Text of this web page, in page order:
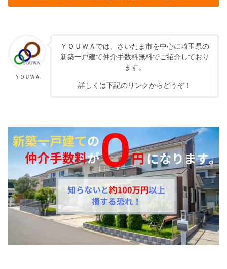
ＹＯＵＷＡ
ＹＯＵＷＡでは、さいたま市を中心に埼玉県の
新築一戸建て仲介手数料無料でご紹介しており
ます。
詳しくは下記のリンクからどうぞ！